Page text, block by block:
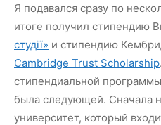
Я подавался сразу по
итоге получил стипендию
студії» и стипендию
Cambridge Trust Scholarship
стипендиальной
была следующей. Сначала
университет, который